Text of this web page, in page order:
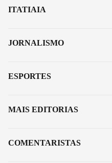
ITATIAIA
JORNALISMO
ESPORTES
MAIS EDITORIAS
COMENTARISTAS